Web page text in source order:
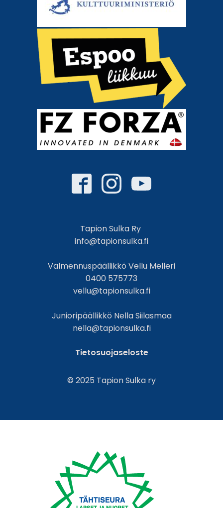
Tapion Sulka Ry
info@tapionsulka.fi
Valmennuspäällikkö Vellu Melleri
0400 575773
vellu@tapionsulka.fi
Junioripäällikkö Nella Siilasmaa
nella@tapionsulka.fi
Tietosuojaseloste
© 2025 Tapion Sulka ry